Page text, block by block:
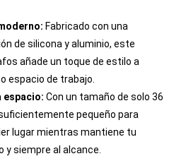
Fabricado con una
de silicona y aluminio, este
añade un toque de estilo a
espacio de trabajo.
espacio: Con un tamaño de solo 36
pequeño para
lugar mientras mantiene tu
y siempre al alcance.